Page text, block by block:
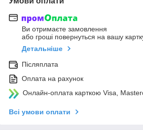
Ви отримаєте замовлення
або гроші повернуться на вашу
Детальніше
Післяплата
Оплата на рахунок
Онлайн-оплата карткою Visa,
Всі умови оплати